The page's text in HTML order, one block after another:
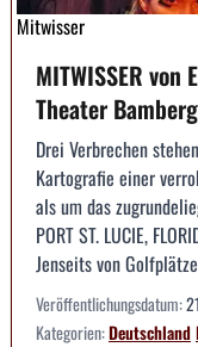
Mitwisser
MITWISSER von
Theater Bamberg
Drei Verbrechen
Kartografie einer
als um das
PORT ST. LUCIE,
Jenseits von
Veröffentlichungsdatum:
Kategorien:Deutschland